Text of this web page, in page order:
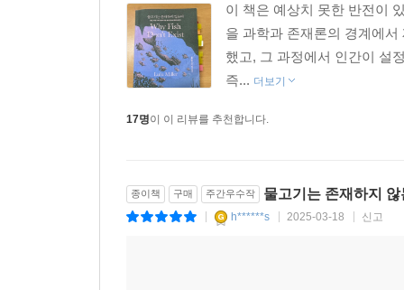
그렇다면 우리는 또 무엇을 잘못 알고 있을까
하지만 세상을 바라보는 “진실한 관계들”에 한
치우치지 않는 폭넓은 시야를 제공해줄 것이다.
물고기가 존재하지 않는다면, 우리가 이 세계에
우리가 이름 붙여주지 않아도
이 책은 예상치 못한 반전이
을 과학과 존재론의 경계에서
했고, 그 과정에서 인간이 설
즉... 더보기
17명이 이 리뷰를 추천합니다.
종이책 구매 주간우수작 물고기는 존재하지 않
h******s 2025-03-18 신고